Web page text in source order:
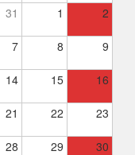
31 1 2
7 8 9
14 15 16
21 22 23
28 29 30